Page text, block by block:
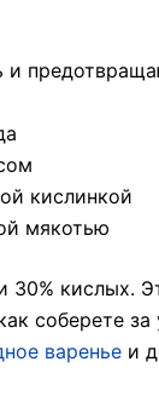
и
кислинкой
мякотью
30% кислых.
соберете
варенье и